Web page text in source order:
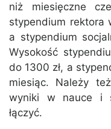
niż miesięczne
stypendium rektora
a stypendium
Wysokość
do 1300 zł, a
miesiąc. Należy
wyniki w nauce i
łączyć.